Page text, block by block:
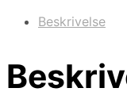
Beskrivelse